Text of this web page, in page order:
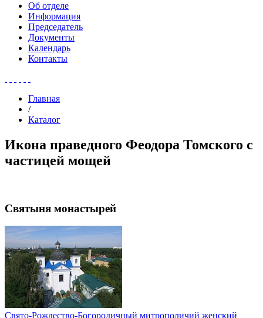
Об отделе
Информация
Председатель
Документы
Календарь
Контакты
Главная
/
Каталог
Икона праведного Феодора Томского с
частицей мощей
Святыня монастырей
Свято-Рождество-Богородичный митрополичий женский